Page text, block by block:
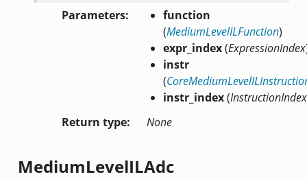
Parameters
function
(MediumLevelILFunction)
expr_index(ExpressionIndex
instr
(
instr_index(InstructionIndex
Return type
None
MediumLevelILAdc